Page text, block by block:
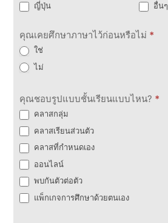
ญี่ปุ่น
อื่นๆ
คุณเคยศึกษาภาษาไว้ก่อนหรือไม่ *
ใช่
ไม่
คุณชอบรูปแบบชั้นเรียนแบบไหน? *
คลาสกลุ่ม
คลาสเรียนส่วนตัว
คลาสที่กำหนดเอง
ออนไลน์
พบกันตัวต่อตัว
แพ็กเกจการศึกษาด้วยตนเอง